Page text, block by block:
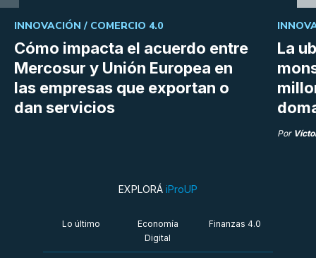
Cómo impacta el acuerdo entre
Mercosur y Unión Europea en
las empresas que exportan o
dan servicios
INNOVACIÓN / COMERCIO 4.0
La
Por
EXPLORÁ iProUP
Lo último
Economía
Digital
Finanzas 4.0